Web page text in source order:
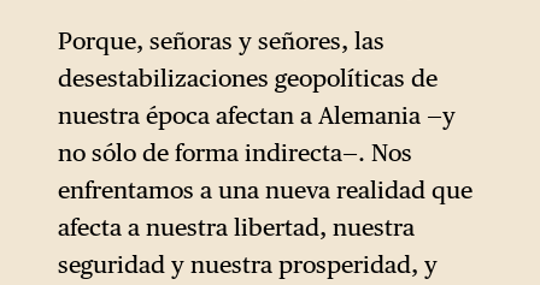
Porque, señoras y señores, las
desestabilizaciones geopolíticas de
nuestra época afectan a Alemania —y
no sólo de forma indirecta—. Nos
enfrentamos a una nueva realidad que
afecta a nuestra libertad, nuestra
seguridad y nuestra prosperidad, y